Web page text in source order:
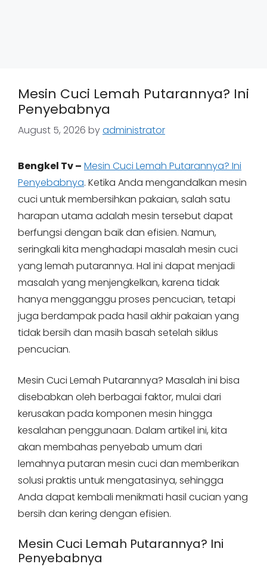
Mesin Cuci Lemah Putarannya? Ini
Penyebabnya
August 5, 2026 byadministrator
Bengkel Tv – Mesin Cuci Lemah Putarannya? Ini
Penyebabnya. Ketika Anda mengandalkan mesin
cuci untuk membersihkan pakaian, salah satu
harapan utama adalah mesin tersebut dapat
berfungsi dengan baik dan efisien. Namun,
seringkali kita menghadapi masalah mesin cuci
yang lemah putarannya. Hal ini dapat menjadi
masalah yang menjengkelkan, karena tidak
hanya mengganggu proses pencucian, tetapi
juga berdampak pada hasil akhir pakaian yang
tidak bersih dan masih basah setelah siklus
pencucian.
Mesin Cuci Lemah Putarannya? Masalah ini bisa
disebabkan oleh berbagai faktor, mulai dari
kerusakan pada komponen mesin hingga
kesalahan penggunaan. Dalam artikel ini, kita
akan membahas penyebab umum dari
lemahnya putaran mesin cuci dan memberikan
solusi praktis untuk mengatasinya, sehingga
Anda dapat kembali menikmati hasil cucian yang
bersih dan kering dengan efisien.
Mesin Cuci Lemah Putarannya? Ini
Penyebabnya